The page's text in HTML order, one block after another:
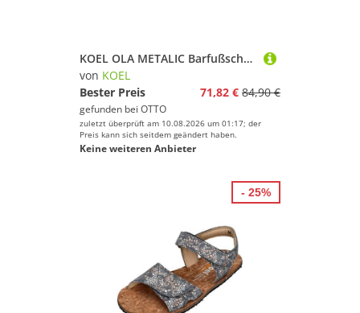
KOEL OLA METALIC Barfußschuh Mint
von KOEL
Bester Preis
71,82 € 84,90 €
gefunden bei OTTO
zuletzt überprüft am 10.08.2026 um 01:17; der
Preis kann sich seitdem geändert haben.
Keine weiteren Anbieter
- 25%